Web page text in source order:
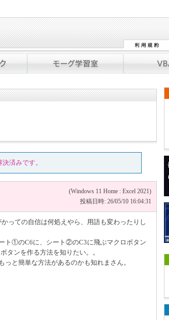
済みです。
(Windows 11 Home : Excel 2021)
投稿日時: 26/05/10 16:04:31
っての自信は何処えやら、用語も変わったりし
ト①のC6に、シート②のC3に飛ぶマクロボタン
ンを作る方法を知りたい。。
と簡単な方法があるのかも知れまさん。